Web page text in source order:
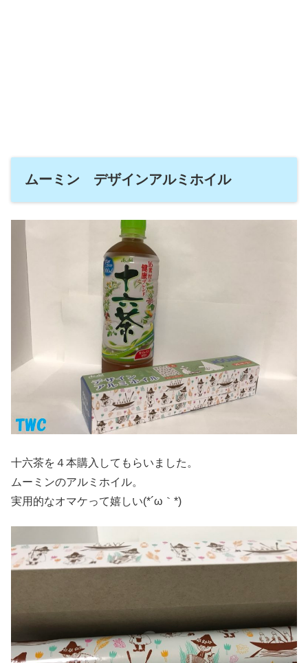
ムーミン デザインアルミホイル
十六茶を４本購入してもらいました。
ムーミンのアルミホイル。
実用的なオマケって嬉しい(*´ω｀*)